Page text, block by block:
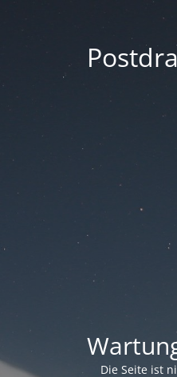
Die Seite ist